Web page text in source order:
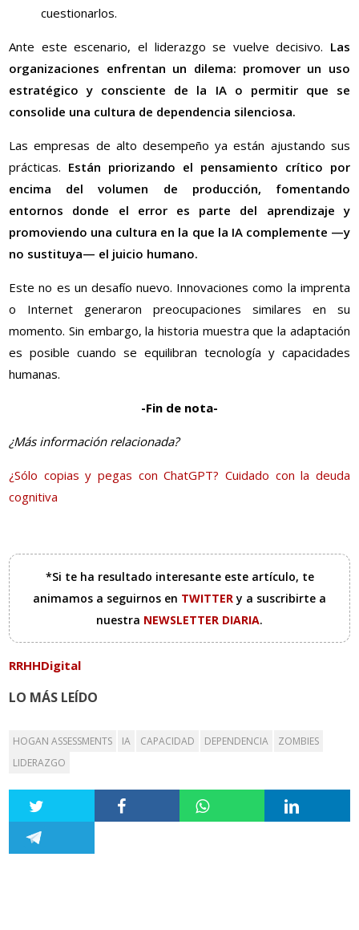
cuestionarlos.
Ante este escenario, el liderazgo se vuelve decisivo. Las
organizaciones enfrentan un dilema: promover un uso
estratégico y consciente de la IA o permitir que se
consolide una cultura de dependencia silenciosa.
Las empresas de alto desempeño ya están ajustando sus
prácticas. Están priorizando el pensamiento crítico por
encima del volumen de producción, fomentando
entornos donde el error es parte del aprendizaje y
promoviendo una cultura en la que la IA complemente —y
no sustituya— el juicio humano.
Este no es un desafío nuevo. Innovaciones como la imprenta
o Internet generaron preocupaciones similares en su
momento. Sin embargo, la historia muestra que la adaptación
es posible cuando se equilibran tecnología y capacidades
humanas.
-Fin de nota-
¿Más información relacionada?
¿Sólo copias y pegas con ChatGPT? Cuidado con la deuda
cognitiva
*Si te ha resultado interesante este artículo, te
animamos a seguirnos en TWITTERy a suscribirte a
nuestra NEWSLETTER DIARIA.
RRHHDigital
LO MÁS LEÍDO
HOGAN ASSESSMENTS IA CAPACIDAD DEPENDENCIA
ZOMBIES
LIDERAZGO